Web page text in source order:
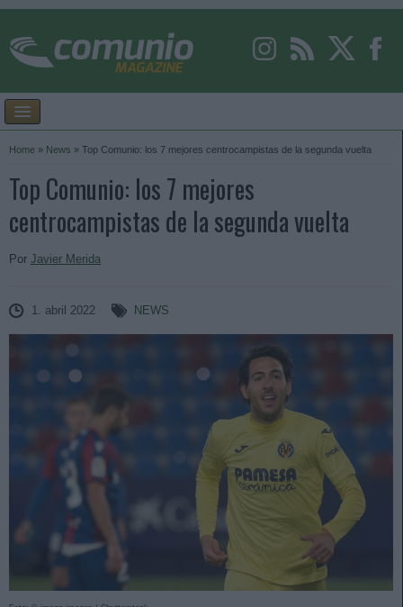
Home » News » Top Comunio: los 7 mejores centrocampistas de la segunda vuelta
Top Comunio: los 7 mejores
centrocampistas de la segunda vuelta
Por Javier Merida
1. abril 2022 NEWS